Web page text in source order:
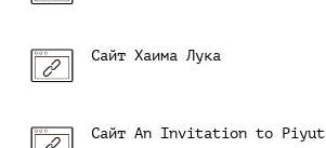
Сайт Хаима Лука
Сайт An Invitation to Piyut